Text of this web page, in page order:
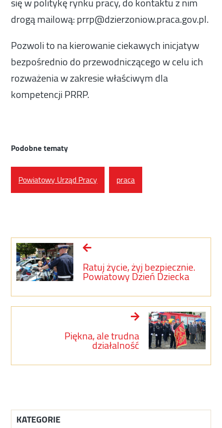
drogą mailową: prrp@dzierzoniow.praca.gov.pl.
Pozwoli to na kierowanie ciekawych inicjatyw
bezpośrednio do przewodniczącego w celu ich
rozważenia w zakresie właściwym dla
kompetencji PRRP.
Podobne tematy
Powiatowy Urząd Pracy praca
Ratuj życie, żyj bezpiecznie.
Powiatowy Dzień Dziecka
Piękna, ale trudna
działalność
KATEGORIE